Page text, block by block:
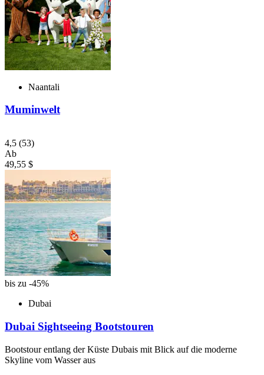
Naantali
Muminwelt
4,5 (53)
Ab
49,55 $
bis zu -45%
Dubai
Dubai Sightseeing Bootstouren
Bootstour entlang der Küste Dubais mit Blick auf die moderne
Skyline vom Wasser aus